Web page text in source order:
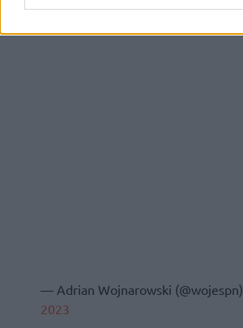
— Adrian Wojnarowski (@wojespn)
2023